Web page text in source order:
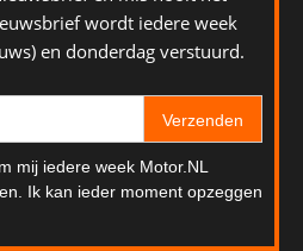
wordt iedere week
en donderdag verstuurd.
Verzenden
mij iedere week Motor.NL
Ik kan ieder moment opzeggen